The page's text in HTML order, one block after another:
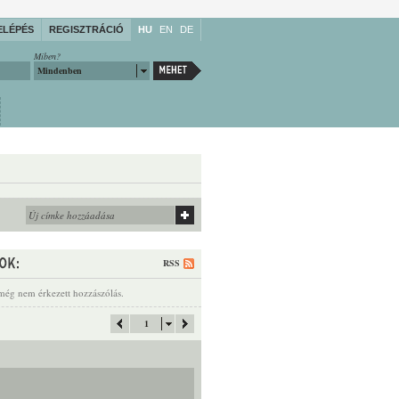
REGISZTRÁCIÓ HU EN DE
Miben?
Mindenben
RSS
nem érkezett hozzászólás.
1